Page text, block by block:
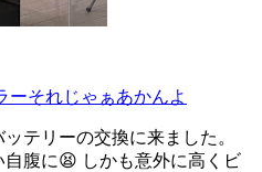
ーそれじゃぁあかんよ
テリーの交換に来ました。
腹に😫 しかも意外に高くビ